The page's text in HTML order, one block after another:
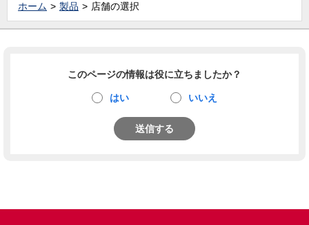
ホーム 製品 店舗の選択
このページの情報は役に立ちましたか？
はい いいえ
送信する